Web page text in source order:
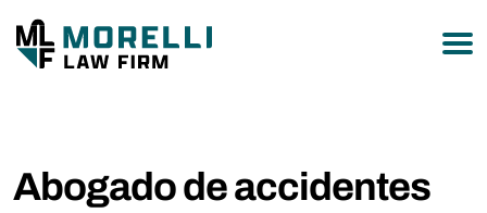
Abogado de accidentes